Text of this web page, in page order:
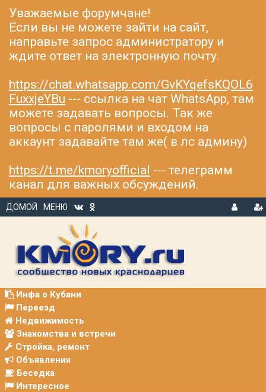
Уважаемые форумчане!
Если вы не можете зайти на сайт,
направьте запрос администратору и
ждите ответ на электронную почту.
https://chat.whatsapp.com/GvKYqefsKQOL6
FuxxjeYBu --- ссылка на чат WhatsApp, там
можете задавать вопросы. Так же
вопросы с паролями и входом на
аккаунт задавайте там же( в лс админу)
https://t.me/kmoryofficial --- телеграмм
канал для важных обсуждений.
ДОМОЙ
МЕНЮ
В
Р
Инфа о Кубани
Переезд
Недвижимость
Знакомства и встречи
Стройка, ремонт
Объявления
Беседка
Интересное